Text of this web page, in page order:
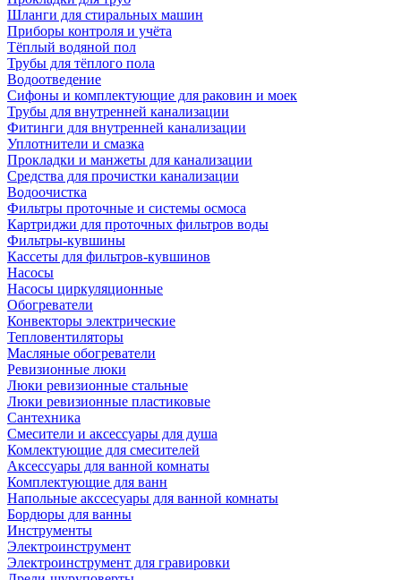
Шланги для стиральных машин
Приборы контроля и учёта
Тёплый водяной пол
Трубы для тёплого пола
Водоотведение
Сифоны и комплектующие для раковин и моек
Трубы для внутренней канализации
Фитинги для внутренней канализации
Уплотнители и смазка
Прокладки и манжеты для канализации
Средства для прочистки канализации
Водоочистка
Фильтры проточные и системы осмоса
Картриджи для проточных фильтров воды
Фильтры-кувшины
Кассеты для фильтров-кувшинов
Насосы
Насосы циркуляционные
Обогреватели
Конвекторы электрические
Тепловентиляторы
Масляные обогреватели
Ревизионные люки
Люки ревизионные стальные
Люки ревизионные пластиковые
Сантехника
Смесители и аксессуары для душа
Комлектующие для смесителей
Аксессуары для ванной комнаты
Комплектующие для ванн
Напольные акссесуары для ванной комнаты
Бордюры для ванны
Инструменты
Электроинструмент
Электроинструмент для гравировки